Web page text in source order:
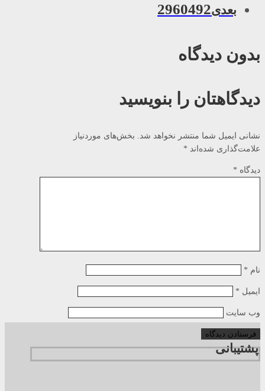
بعدی2960492
بدون دیدگاه
دیدگاهتان را بنویسید
نشانی ایمیل شما منتشر نخواهد شد. بخش‌های موردنیاز
علامت‌گذاری شده‌اند *
دیدگاه *
نام *
ایمیل *
وب‌ سایت
پشتیبانی